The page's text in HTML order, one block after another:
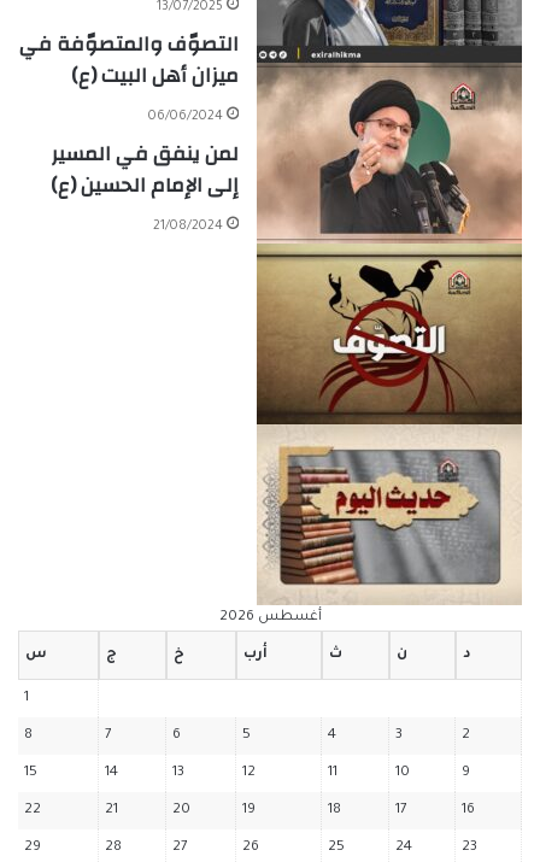
13/07/2025
التصوّف والمتصوّفة في
ميزان أهل البيت (ع)
06/06/2024
لمن ينفق في المسير
إلى الإمام الحسين (ع)
21/08/2024
أغسطس 2026
د ن ث أرب خ ج س
1
2
3
4
5
6
7
8
9
10
11
12
13
14
15
16
17
18
19
20
21
22
23
24
25
26
27
28
29